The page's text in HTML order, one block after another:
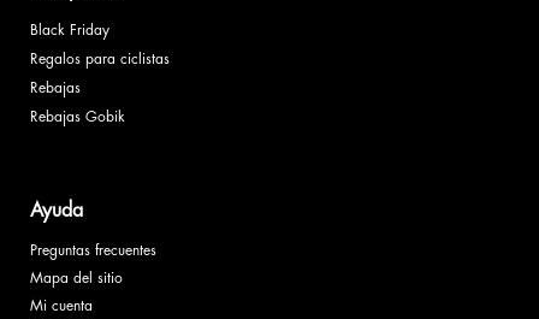
Black Friday
Regalos para ciclistas
Rebajas
Rebajas Gobik
Ayuda
Preguntas frecuentes
Mapa del sitio
Mi cuenta